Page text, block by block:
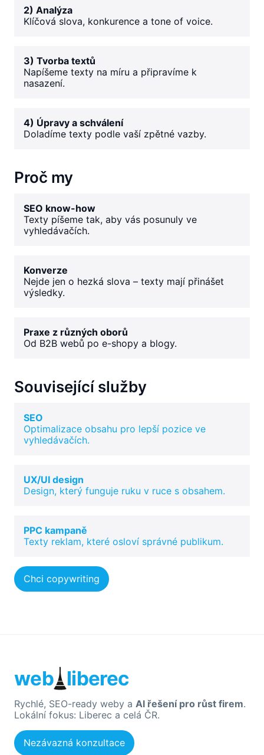
2) Analýza
Klíčová slova, konkurence a tone of voice.
3) Tvorba textů
Napíšeme texty na míru a připravíme k
nasazení.
4) Úpravy a schválení
Doladíme texty podle vaší zpětné vazby.
Proč my
SEO know-how
Texty píšeme tak, aby vás posunuly ve
vyhledávačích.
Konverze
Nejde jen o hezká slova – texty mají přinášet
výsledky.
Praxe z různých oborů
Od B2B webů po e-shopy a blogy.
Související služby
SEO
Optimalizace obsahu pro lepší pozice ve
vyhledávačích.
UX/UI design
Design, který funguje ruku v ruce s obsahem.
PPC kampaně
Texty reklam, které osloví správné publikum.
Chci copywriting
web liberec
Rychlé, SEO-ready weby a AI řešení pro růst firem.
Lokální fokus: Liberec a celá ČR.
Nezávazná konzultace